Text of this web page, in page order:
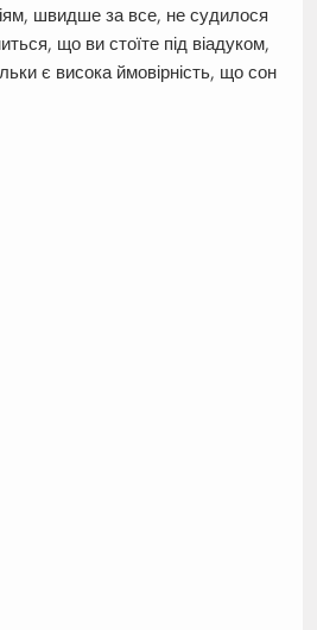
швидше за все, не судилося
що ви стоїте під віадуком,
є висока ймовірність, що сон